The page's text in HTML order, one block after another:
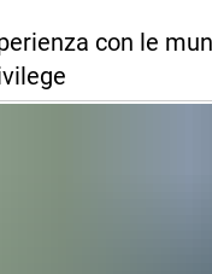
con le